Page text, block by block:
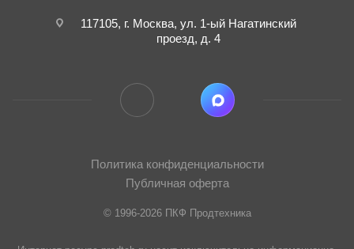
117105, г. Москва, ул. 1-ый Нагатинский
проезд, д. 4
Политика конфиденциальности
Публичная оферта
© 1996-2026 ПКФ Продтехника